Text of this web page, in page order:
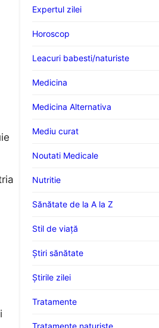
Expertul zilei
Horoscop
Leacuri babesti/naturiste
Medicina
Medicina Alternativa
Mediu curat
Noutati Medicale
Nutritie
Sănătate de la A la Z
Stil de viaţă
Ştiri sănătate
Știrile zilei
Tratamente
Tratamente naturiste